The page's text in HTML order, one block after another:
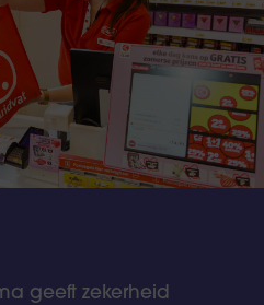
geeft zekerheid